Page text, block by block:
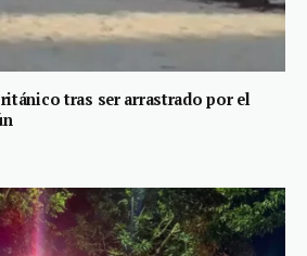
tras ser arrastrado por el